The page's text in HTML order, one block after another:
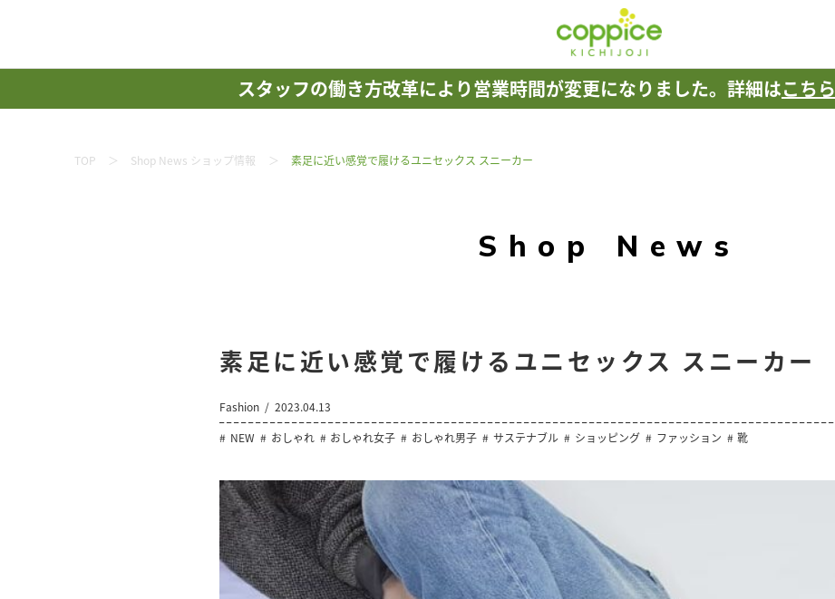
スタッフの働き方改革により営業時間が変更になりました。 詳細はこちら
TOP Shop News ショップ情報 素足に近い感覚で履けるユニセックス スニーカー
Shop News
素足に近い感覚で履けるユニセックス スニーカー
Fashion
2023.04.13
NEW
おしゃれ おしゃれ女子 おしゃれ男子 サステナブル ショッピング ファッション 靴